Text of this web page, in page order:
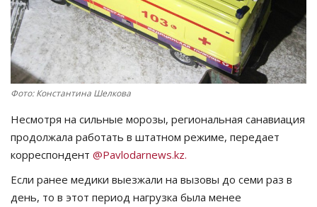
РАЗВЛЕЧЕНИЯ
OFFICIAL
Курултай
Язык
Қазақша Русский
Фото: Константина Шелкова
Несмотря на сильные морозы, региональная санавиация
продолжала работать в штатном режиме, передает
корреспондент @Pavlodarnews.kz.
Если ранее медики выезжали на вызовы до семи раз в
день, то в этот период нагрузка была менее